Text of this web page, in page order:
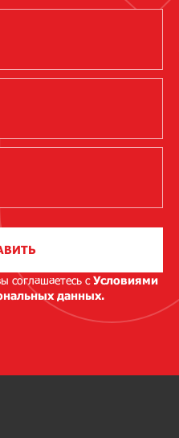
соглашаетесь сУсловиями
данных.